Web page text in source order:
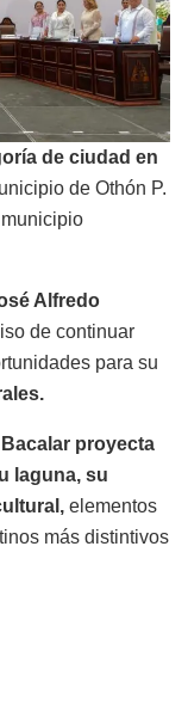
de ciudad en
de Othón P.
Alfredo
de continuar
para su
Bacalar proyecta
laguna, su
elementos
más distintivos